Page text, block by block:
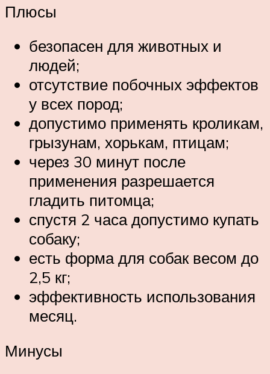
Плюсы
безопасен для животных и
людей;
отсутствие побочных эффектов
у всех пород;
допустимо применять кроликам,
грызунам, хорькам, птицам;
через 30 минут после
применения разрешается
гладить питомца;
спустя 2 часа допустимо купать
собаку;
есть форма для собак весом до
2,5 кг;
эффективность использования
месяц.
Минусы